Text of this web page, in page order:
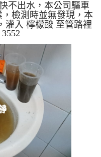
不出水，本公司驅車
檢測時並無發現，本
灌入 檸檬酸 至管路裡
洗機 ，啟動 螺旋波 模
髒水，越洗顏色就越
，排水處多了一堆碳
乾淨出水量恢復了!!
生鐵鏽跟泥沙堆積，
水含有氧化錳，管壁
會跟石油一樣黑，有
水...